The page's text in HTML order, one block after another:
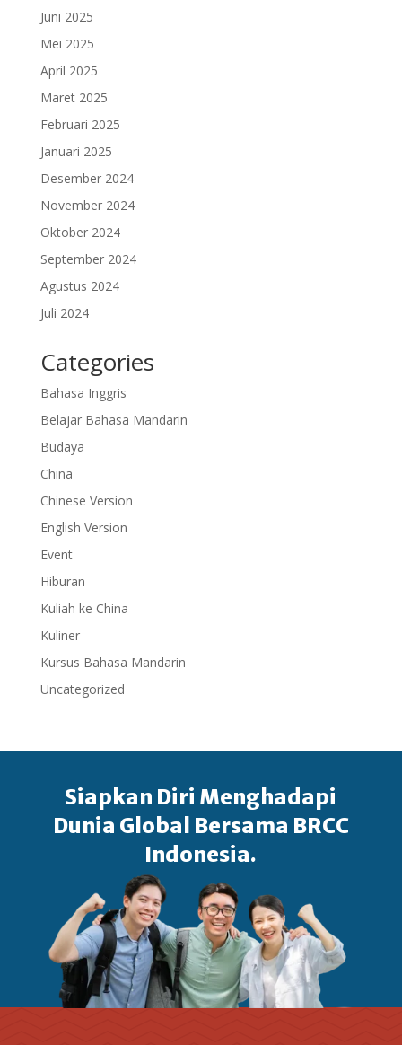
Juni 2025
Mei 2025
April 2025
Maret 2025
Februari 2025
Januari 2025
Desember 2024
November 2024
Oktober 2024
September 2024
Agustus 2024
Juli 2024
Categories
Bahasa Inggris
Belajar Bahasa Mandarin
Budaya
China
Chinese Version
English Version
Event
Hiburan
Kuliah ke China
Kuliner
Kursus Bahasa Mandarin
Uncategorized
Siapkan Diri Menghadapi
Dunia Global Bersama BRCC
Indonesia.